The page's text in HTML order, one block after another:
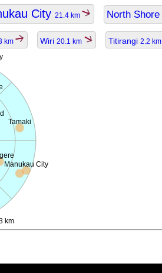
City 21.4 km North Shore
km Wiri 20.1 km Titirangi 2.2 km
km
Manukau City
Tamaki